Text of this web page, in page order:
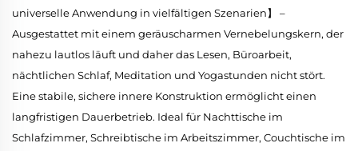
universelle Anwendung in vielfältigen Szenarien】 –
Ausgestattet mit einem geräuscharmen Vernebelungskern, der
nahezu lautlos läuft und daher das Lesen, Büroarbeit,
nächtlichen Schlaf, Meditation und Yogastunden nicht stört.
Eine stabile, sichere innere Konstruktion ermöglicht einen
langfristigen Dauerbetrieb. Ideal für Nachttische im
Schlafzimmer, Schreibtische im Arbeitszimmer, Couchtische im